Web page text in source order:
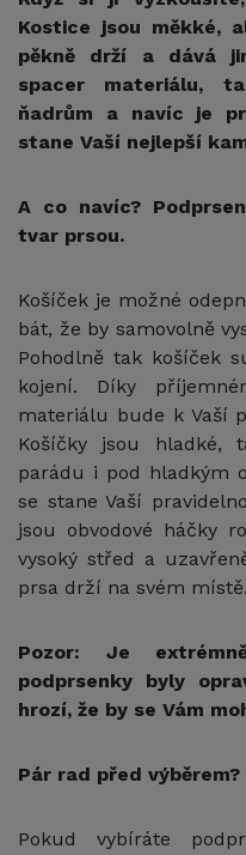
Kostice jsou měkké,
pěkně drží a dává
spacer materiálu,
ňadrům a navíc je
stane Vaší nejlepší
A co navíc?
tvar prsou.
Košíček je možné
bát, že by samovolně
Pohodlně tak košíček
kojení. Díky
materiálu bude k Vaší
Košíčky jsou hladké,
parádu i pod hladkým
se stane Vaší
jsou obvodové háčky
vysoký střed a
prsa drží na svém místě.
Pozor: Je
podprsenky byly
hrozí, že by se Vám
Pár rad před výběrem?
Pokud vybíráte